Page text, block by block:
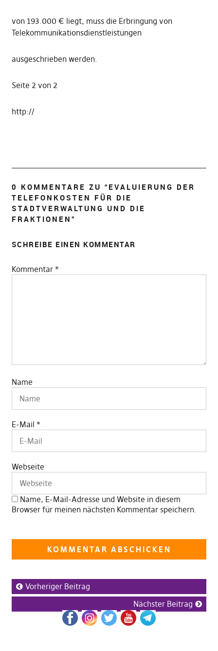
von 193.000 € liegt, muss die Erbringung von
Telekommunikationsdienstleistungen
ausgeschrieben werden.
Seite 2 von 2
http://
0 KOMMENTARE ZU “ EVALUIERUNG DER
TELEFONKOSTEN FÜR DIE
STADTVERWALTUNG UND DIE
FRAKTIONEN ”
SCHREIBE EINEN KOMMENTAR
Kommentar *
Name
E-Mail *
Webseite
Name, E-Mail-Adresse und Website in diesem
Browser für meinen nächsten Kommentar speichern.
Vorheriger Beitrag
Nächster Beitrag